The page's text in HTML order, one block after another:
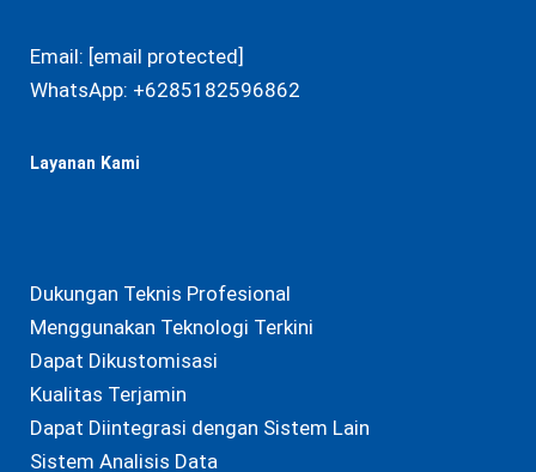
Email: [email protected]
WhatsApp: +6285182596862
Layanan Kami
Dukungan Teknis Profesional
Menggunakan Teknologi Terkini
Dapat Dikustomisasi
Kualitas Terjamin
Dapat Diintegrasi dengan Sistem Lain
Sistem Analisis Data